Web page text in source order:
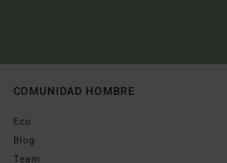
COMUNIDAD HOMBRE
Eco
Blog
Team